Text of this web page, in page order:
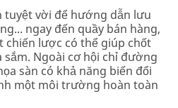
tuyệt vời để hướng dẫn lưu
ngay đến quầy bán hàng,
chiến lược có thể giúp chốt
Ngoài cơ hội chỉ đường
sàn có khả năng biến đổi
một môi trường hoàn toàn